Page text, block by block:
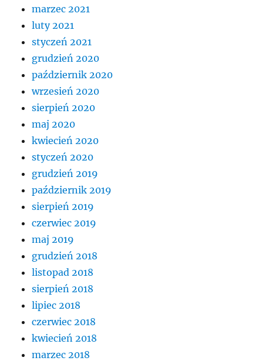
marzec 2021
luty 2021
styczeń 2021
grudzień 2020
październik 2020
wrzesień 2020
sierpień 2020
maj 2020
kwiecień 2020
styczeń 2020
grudzień 2019
październik 2019
sierpień 2019
czerwiec 2019
maj 2019
grudzień 2018
listopad 2018
sierpień 2018
lipiec 2018
czerwiec 2018
kwiecień 2018
marzec 2018